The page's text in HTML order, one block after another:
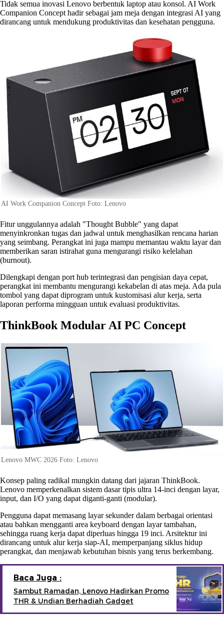
Tidak semua inovasi Lenovo berbentuk laptop atau konsol. AI Work
Companion Concept hadir sebagai jam meja dengan integrasi AI yang
dirancang untuk mendukung produktivitas dan kesehatan pengguna.
AI Work Companion Concept Foto: Lenovo
Fitur unggulannya adalah "Thought Bubble" yang dapat
menyinkronkan tugas dan jadwal untuk menghasilkan rencana harian
yang seimbang. Perangkat ini juga mampu memantau waktu layar dan
memberikan saran istirahat guna mengurangi risiko kelelahan
(burnout).
Dilengkapi dengan port hub terintegrasi dan pengisian daya cepat,
perangkat ini membantu mengurangi kekabelan di atas meja. Ada pula
tombol yang dapat diprogram untuk kustomisasi alur kerja, serta
laporan performa mingguan untuk evaluasi produktivitas.
ThinkBook Modular AI PC Concept
Lenovo MWC 2026 Foto: Lenovo
Konsep paling radikal mungkin datang dari jajaran ThinkBook.
Lenovo memperkenalkan sistem dasar tipis ultra 14-inci dengan layar,
input, dan I/O yang dapat diganti-ganti (modular).
Pengguna dapat memasang layar sekunder dalam berbagai orientasi
atau bahkan mengganti area keyboard dengan layar tambahan,
sehingga ruang kerja dapat diperluas hingga 19 inci. Arsitektur ini
dirancang untuk alur kerja siap-AI, memperpanjang siklus hidup
perangkat, dan menjawab kebutuhan bisnis yang terus berkembang.
Baca Juga :
Sambut Ramadan, Lenovo Hadirkan Promo
THR & Undian Berhadiah Gadget